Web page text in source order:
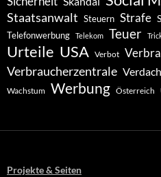
Staatsanwalt Steuern Strafe
Telefonwerbung Telekom Teuer
Urteile USA Verbot
Verbraucherzentrale
Wachstum Werbung Österreich
Projekte & Seiten